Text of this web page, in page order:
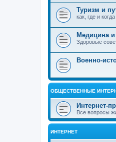
Туризм и
как, где и
Медицина
Здоровые
Военно-
ОБЩЕСТВЕННЫЕ
Интернет-
Все вопросы
ИНТЕРНЕТ